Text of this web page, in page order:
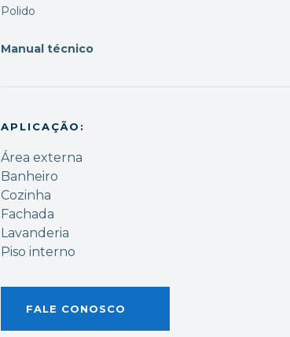
Polido
Manual técnico
APLICAÇÃO:
Área externa
Banheiro
Cozinha
Fachada
Lavanderia
Piso interno
FALE CONOSCO